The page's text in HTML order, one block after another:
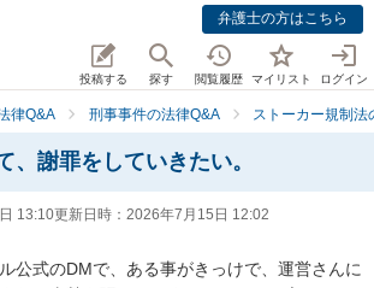
弁護士の方はこちら
投稿する 探す 閲覧履歴 マイリスト ログイン
律Q&A 刑事事件の法律Q&A ストーカー規制法
、謝罪をしていきたい。
13:10更新日時： 2026年7月15日 12:02
公式のDMで、ある事がきっけで、運営さんに